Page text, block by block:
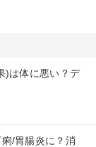
)は体に悪い？デ
/胃腸炎に？消